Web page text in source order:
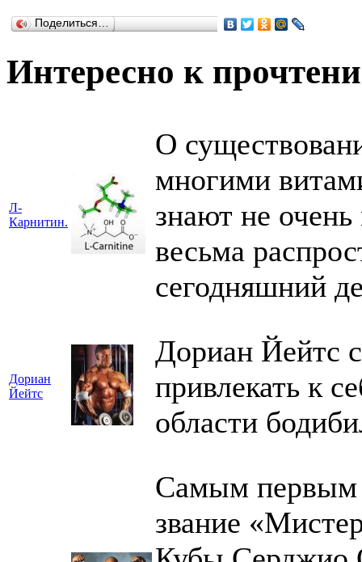
Поделиться…
Интересно к
Л-
Карнитин.
О
многими
знают не
весьма
сегодняшний
Дориан
Йейтс
Дориан Йейтс
привлекать к
области
Самым первым
звание